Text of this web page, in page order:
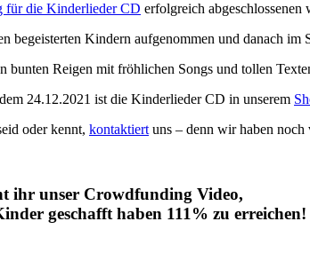
für die Kinderlieder CD erfolgreich
begeisterten Kindern aufgenommen und danach im
bunten Reigen mit fröhlichen Songs und tollen
24.12.2021 ist die Kinderlieder CD in unserem
oder kennt, kontaktiert uns – denn wir haben
ihr unser Crowdfunding Video,
geschafft haben 111% zu erreichen!